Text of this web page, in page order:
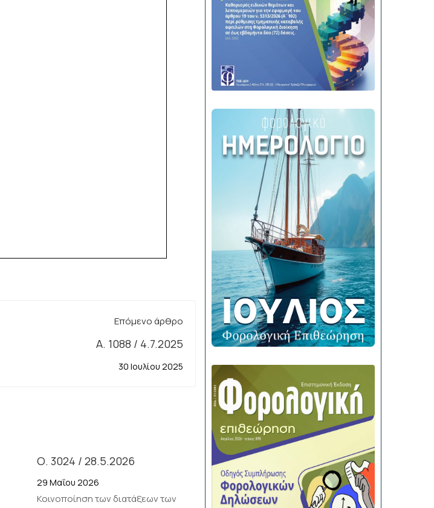
Επόμενο άρθρο
Α. 1088 / 4.7.2025
30 Ιουλίου 2025
Ο. 3024 / 28.5.2026
29 Μαΐου 2026
Κοινοποίηση των διατάξεων των